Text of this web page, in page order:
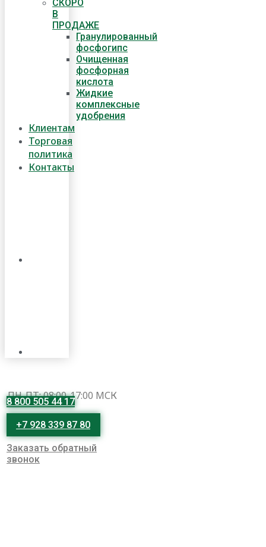
СКОРО
В
ПРОДАЖЕ
Гранулированный
фосфогипс
Очищенная
фосфорная
кислота
Жидкие
комплексные
удобрения
Клиентам
Торговая
политика
Контакты
ПН-ПТ: 08:00-17:00 МСК
8 800 505 44 17
+7 928 339 87 80
Заказать обратный
звонок